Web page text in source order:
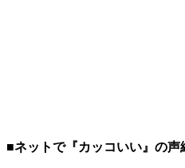
■ネットで『カッコいい』の声